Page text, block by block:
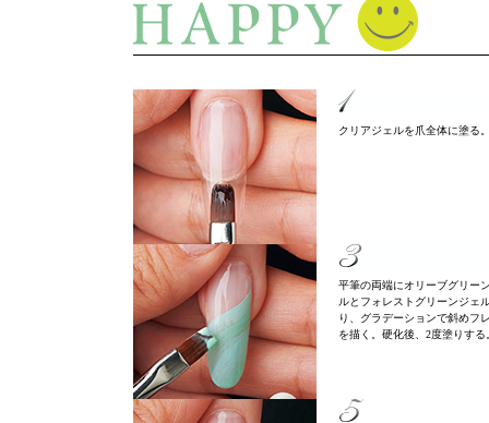
クリアジェルを爪全体に塗る
平筆の両端にオリーブグリー
ルとフォレストグリーンジェ
り、グラデーションで斜めフ
を描く。硬化後、2度塗りする